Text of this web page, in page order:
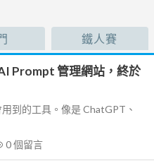
鐵人賽
Prompt 管理網站，終於
到的工具。像是 ChatGPT、
0個留言